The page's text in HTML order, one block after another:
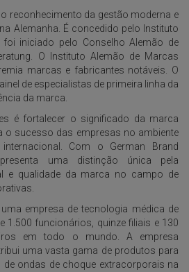
reconhecimento da gestão moderna e
Alemanha. É concedido pelo Instituto
iniciado pelo Conselho Alemão de
O Instituto Alemão de Marcas
marcas e fabricantes notáveis. O
de especialistas de primeira linha da
da marca.
é fortalecer o significado da marca
sucesso das empresas no ambiente
Com o German Brand
uma distinção única pela
e qualidade da marca no campo de
empresa de tecnologia médica de
1.500 funcionários, quinze filiais e 130
em todo o mundo. A empresa
uma vasta gama de produtos para
ondas de choque extracorporais na